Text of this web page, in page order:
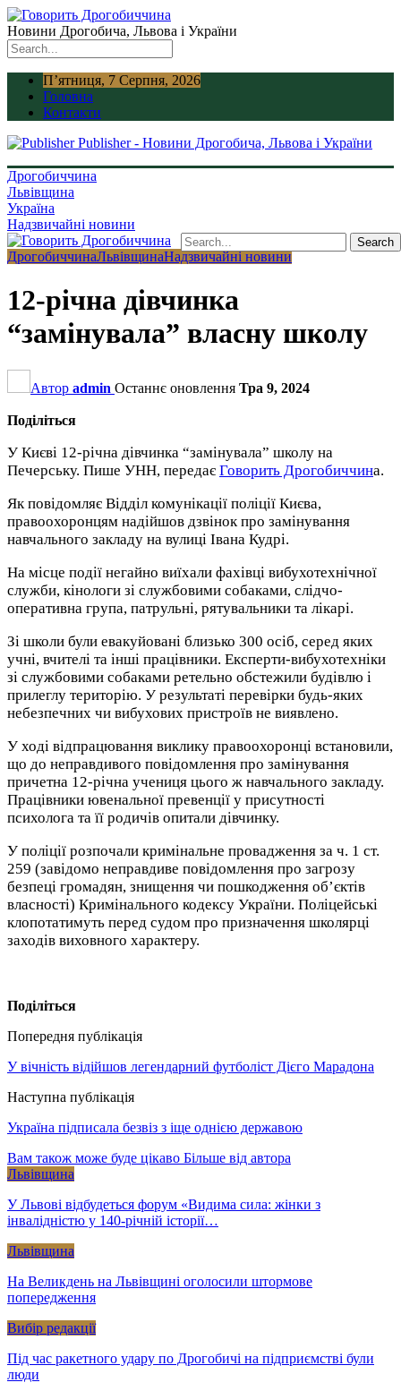
Новини Дрогобича, Львова і України
П’ятниця, 7 Серпня, 2026
Головна
Контакти
Publisher - Новини Дрогобича, Львова і України
Дрогобиччина
Львівщина
Україна
Надзвичайні новини
ДрогобиччинаЛьвівщинаНадзвичайні новини
12-річна дівчинка
“замінувала” власну школу
Автор admin Останнє оновлення Тра 9, 2024
Поділіться
У Києві 12-річна дівчинка “замінувала” школу на
Печерську. Пише УНН, передає Говорить Дрогобиччина.
Як повідомляє Відділ комунікації поліції Києва,
правоохоронцям надійшов дзвінок про замінування
навчального закладу на вулиці Івана Кудрі.
На місце події негайно виїхали фахівці вибухотехнічної
служби, кінологи зі службовими собаками, слідчо-
оперативна група, патрульні, рятувальники та лікарі.
Зі школи були евакуйовані близько 300 осіб, серед яких
учні, вчителі та інші працівники. Експерти-вибухотехніки
зі службовими собаками ретельно обстежили будівлю і
прилеглу територію. У результаті перевірки будь-яких
небезпечних чи вибухових пристроїв не виявлено.
У ході відпрацювання виклику правоохоронці встановили,
що до неправдивого повідомлення про замінування
причетна 12-річна учениця цього ж навчального закладу.
Працівники ювенальної превенції у присутності
психолога та її родичів опитали дівчинку.
У поліції розпочали кримінальне провадження за ч. 1 ст.
259 (завідомо неправдиве повідомлення про загрозу
безпеці громадян, знищення чи пошкодження об’єктів
власності) Кримінального кодексу України. Поліцейські
клопотатимуть перед судом про призначення школярці
заходів виховного характеру.
Поділіться
Попередня публікація
У вічність відійшов легендарний футболіст Дієго Марадона
Наступна публікація
Україна підписала безвіз з іще однією державою
Вам також може буде цікаво Більше від автора
Львівщина
У Львові відбудеться форум «Видима сила: жінки з
інвалідністю у 140-річній історії…
Львівщина
На Великдень на Львівщині оголосили штормове
попередження
Вибір редакції
Під час ракетного удару по Дрогобичі на підприємстві були
люди